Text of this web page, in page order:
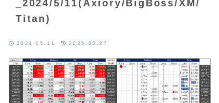
_2024/5/11(Axiory/BigBoss/XM/
Titan)
2024.05.11 2025.05.27